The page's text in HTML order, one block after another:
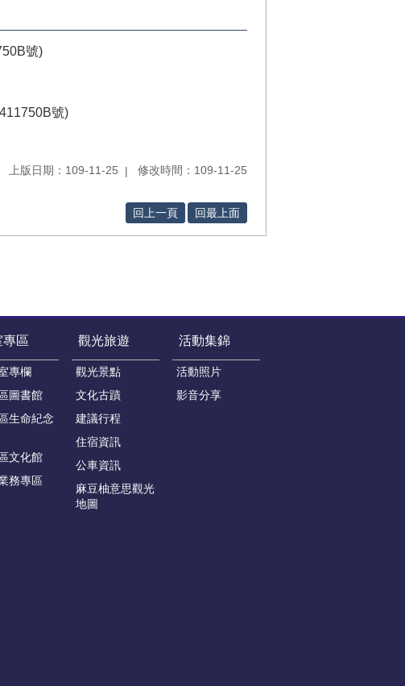
號)
號)
上版日期：109-11-25 修改時間：109-11-25
回上一頁 回最上面
專區
專欄
圖書館
生命紀念
文化館
務專區
觀光旅遊
觀光景點
文化古蹟
建議行程
住宿資訊
公車資訊
麻豆柚意思觀光
地圖
活動集錦
活動照片
影音分享